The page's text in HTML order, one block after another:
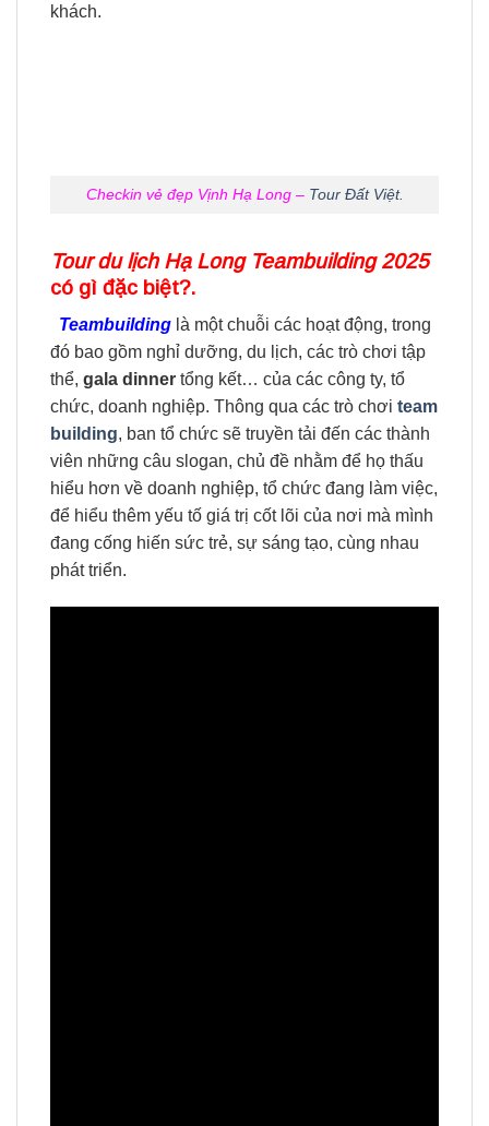
khách.
Checkin vẻ đẹp Vịnh Hạ Long – Tour Đất Việt.
Tour du lịch Hạ Long Teambuilding2025
có gì đặc biệt?.
Teambuilding là một chuỗi các hoạt động, trong
đó bao gồm nghỉ dưỡng, du lịch, các trò chơi tập
thể, gala dinner tổng kết… của các công ty, tổ
chức, doanh nghiệp. Thông qua các trò chơi team
building, ban tổ chức sẽ truyền tải đến các thành
viên những câu slogan, chủ đề nhằm để họ thấu
hiểu hơn về doanh nghiệp, tổ chức đang làm việc,
để hiểu thêm yếu tố giá trị cốt lõi của nơi mà mình
đang cống hiến sức trẻ, sự sáng tạo, cùng nhau
phát triển.